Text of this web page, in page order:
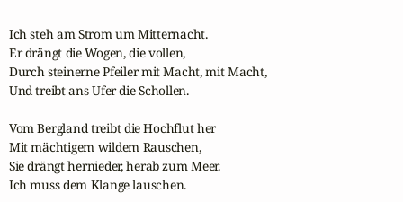
Ich steh am Strom um Mitternacht.
Er drängt die Wogen, die vollen,
Durch steinerne Pfeiler mit Macht, mit Macht,
Und treibt ans Ufer die Schollen.
Vom Bergland treibt die Hochflut her
Mit mächtigem wildem Rauschen,
Sie drängt hernieder, herab zum Meer.
Ich muss dem Klange lauschen.